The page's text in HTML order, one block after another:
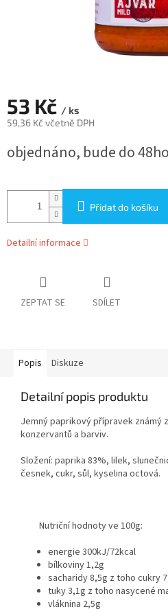
53 Kč / ks
59,36 Kč včetně DPH
cena:
objednáno, bude do
Přidat do košíku
Detailní informace
ZEPTAT SE SDÍLET
Popis Diskuze
Detailní popis produktu
Jemný paprikový přípravek známý
konzervantů a barviv.
Složení: paprika 83%, lilek,
česnek, cukr, sůl, kyselina octová.
Nutriční hodnoty ve 100g:
energie 300kJ/72kcal
bílkoviny 1,2g
sacharidy 8,5g z toho cukry
tuky 3,1g z toho nasycené
vláknina 2,5g